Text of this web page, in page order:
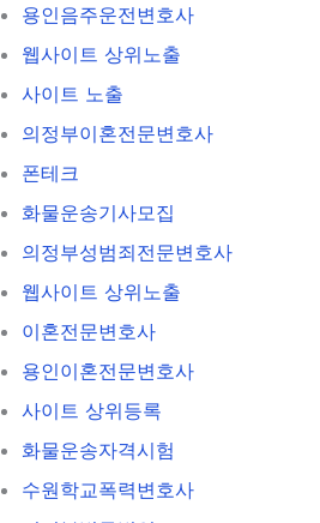
용인음주운전변호사
웹사이트 상위노출
사이트 노출
의정부이혼전문변호사
폰테크
화물운송기사모집
의정부성범죄전문변호사
웹사이트 상위노출
이혼전문변호사
용인이혼전문변호사
사이트 상위등록
화물운송자격시험
수원학교폭력변호사